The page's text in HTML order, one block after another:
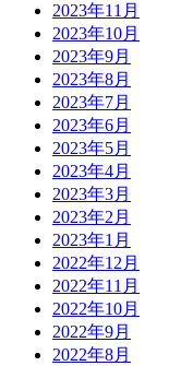
2023年11月
2023年10月
2023年9月
2023年8月
2023年7月
2023年6月
2023年5月
2023年4月
2023年3月
2023年2月
2023年1月
2022年12月
2022年11月
2022年10月
2022年9月
2022年8月